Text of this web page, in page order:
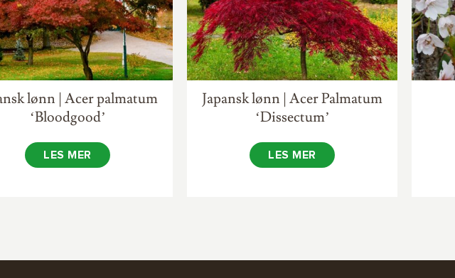
lønn | Acer palmatum
‘Bloodgood’
LES MER
Japansk lønn | Acer Palmatum
‘Dissectum’
LES MER